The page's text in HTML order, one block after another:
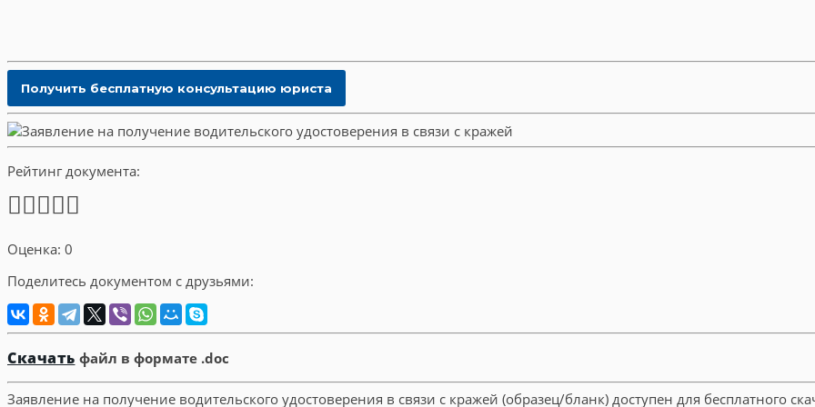
Рейтинг документа:
Оценка: 0
Поделитесь документом с друзьями:
Скачать файл в формате .doc
Заявление на получение водительского удостоверения в связи с кражей (образец/бланк) доступен для бесплатного